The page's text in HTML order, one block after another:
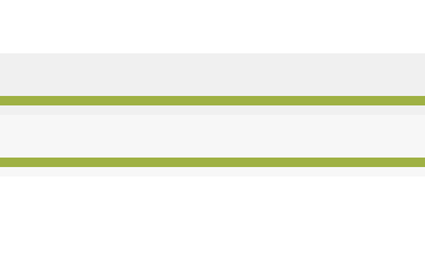
3:37 PM, En funcionamiento de 3:37 PM a
3:37 PM, En funcionamiento de 3:37 PM a